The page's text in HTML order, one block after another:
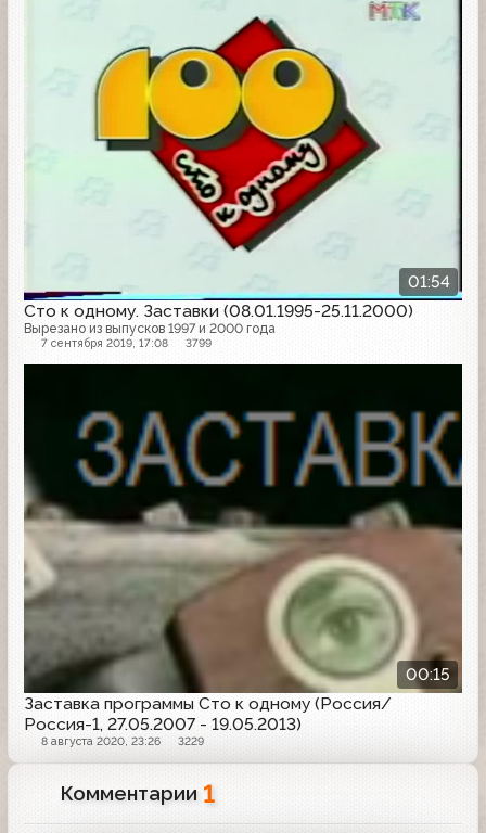
01:54
Сто к одному. Заставки (08.01.1995-25.11.2000)
Вырезано из выпусков 1997 и 2000 года
7 сентября 2019, 17:08 3799
00:15
Заставка программы Сто к одному (Россия/
Россия-1, 27.05.2007 - 19.05.2013)
8 августа 2020, 23:26 3229
Комментарии 1